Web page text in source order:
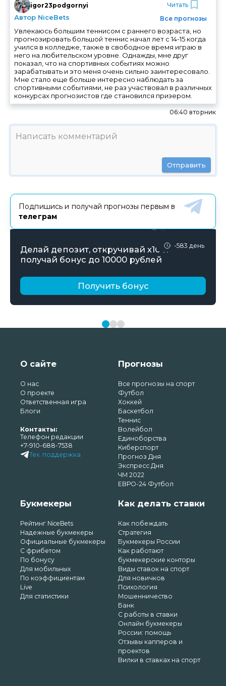
igor23podgornyi
Автор NiceBets
Читать
Все прогнозы
Увлекаюсь большим теннисом с раннего возраста, но
прогнозировать большой теннис начал лет с 14-15 когда
учился в колледже, также в свободное время играю в
него на любительском уровне. Однажды, мне друг
показал, что на спортивных событиях можно
зарабатывать и это меня очень сильно заинтересовало.
Мне стало еще больше интересно наблюдать за
спортивными событиями, не раз участвовал в различных
конкурсах прогнозистов где становился призером.
06:40 вторник
Отправить
Подпишись и получай прогнозы первым в
телеграм
-583 день
Делай депозит, откручивай х10 и
получай бонус до 10000 рублей
Получить бонус
О сайте
О нас
О проекте
Ответственная игра
Блоги
Контакты:
Телефон редакции
+7-910-688-7538
Тех. поддержка
Прогнозы
Все прогнозы на спорт
Футбол
Хоккей
Баскетбол
Теннис
Волейбол
Единоборства
Киберспорт
Прогноз Дня
Экспресс Дня
ЧМ 2022
ЕВРО-24 Футбол
Букмекеры
Рейтинг NiceBets
Надежные букмекеры
Официальные букмекеры
С фрибетом
По бонусу
Для мобильных
По коэффициентам
Live
Для статистики
Как делать ставки
Как побеждать
Стратегия
Букмекеры России
Как работают
букмекерские конторы
Виды ставок на спорт
Для новичков
Психология
Мошенничество
Банк
С работы в ставки
Онлайн букмекеры
России: помощь
Отзывы капперов и
проектов
Вилки в ставках на спорт